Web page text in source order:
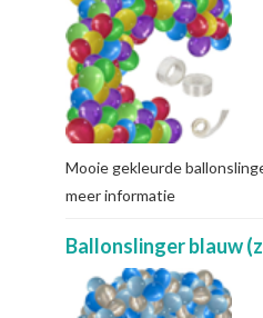
Mooie gekleurde
meer informatie
Ballonslinger blauw